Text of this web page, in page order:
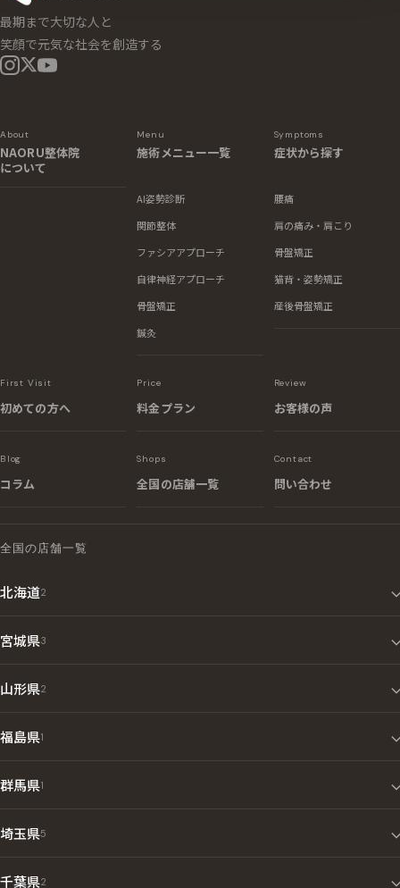
最期まで大切な人と
笑顔で元気な社会を創造する
About
NAORU整体院
について
Menu
施術メニュー一覧
AI姿勢診断
関節整体
ファシアアプローチ
自律神経アプローチ
骨盤矯正
鍼灸
Symptoms
症状から探す
腰痛
肩の痛み・肩こり
骨盤矯正
猫背・姿勢矯正
産後骨盤矯正
First Visit
初めての方へ
Price
料金プラン
Review
お客様の声
Blog
コラム
Shops
全国の店舗一覧
Contact
問い合わせ
全国の店舗一覧
北海道2
宮城県3
山形県2
福島県1
群馬県1
埼玉県5
千葉県2